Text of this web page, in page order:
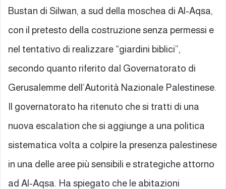
Bustan di Silwan, a sud della moschea di Al-Aqsa,
con il pretesto della costruzione senza permessi e
nel tentativo di realizzare “giardini biblici”,
secondo quanto riferito dal Governatorato di
Gerusalemme dell’Autorità Nazionale Palestinese.
Il governatorato ha ritenuto che si tratti di una
nuova escalation che si aggiunge a una politica
sistematica volta a colpire la presenza palestinese
in una delle aree più sensibili e strategiche attorno
ad Al-Aqsa. Ha spiegato che le abitazioni